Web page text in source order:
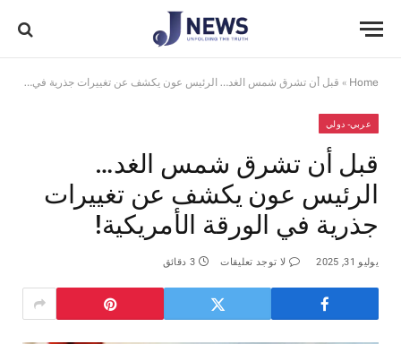
Home
» قبل أن تشرق شمس الغد… الرئيس عون يكشف عن تغييرات جذرية في الورقة الأمريكية!
عربي- دولي
قبل أن تشرق شمس الغد…
الرئيس عون يكشف عن تغييرات
جذرية في الورقة الأمريكية!
يوليو 31, 2025 لا توجد تعليقات 3 دقائق